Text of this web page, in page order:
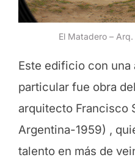
El Matadero –
Este edificio con una
particular fue obra
arquitecto Francisco
Argentina-1959) ,
talento en más de